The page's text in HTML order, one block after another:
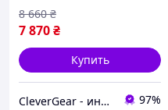
7 870₴
8 660 ₴
Купить
CleverGear - интернет-магазин, запчасти к бытовой технике, бытовая химия, автоаксессуары 97%